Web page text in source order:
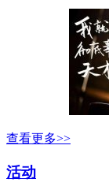
查看更多>>
活动